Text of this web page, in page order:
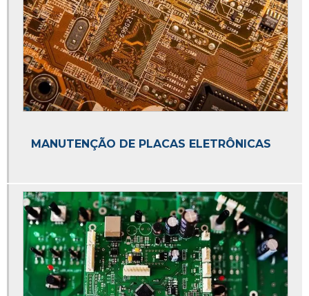
MANUTENÇÃO DE PLACAS ELETRÔNICAS